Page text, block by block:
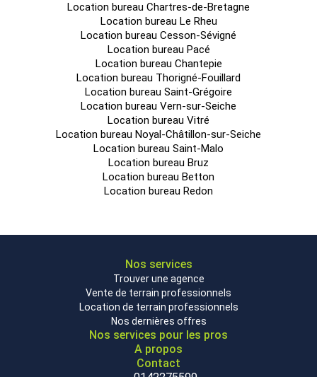
Location bureau Chartres-de-Bretagne
Location bureau Le Rheu
Location bureau Cesson-Sévigné
Location bureau Pacé
Location bureau Chantepie
Location bureau Thorigné-Fouillard
Location bureau Saint-Grégoire
Location bureau Vern-sur-Seiche
Location bureau Vitré
Location bureau Noyal-Châtillon-sur-Seiche
Location bureau Saint-Malo
Location bureau Bruz
Location bureau Betton
Location bureau Redon
Nos services
Trouver une agence
Vente de terrain professionnels
Location de terrain professionnels
Nos dernières offres
Nos services pour les pros
A propos
Contact